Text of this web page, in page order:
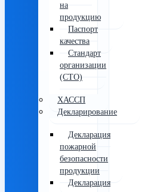
на
продукцию
Паспорт
качества
Стандарт
организации
(СТО)
ХАССП
Декларирование
Декларация
пожарной
безопасности
продукции
Декларация